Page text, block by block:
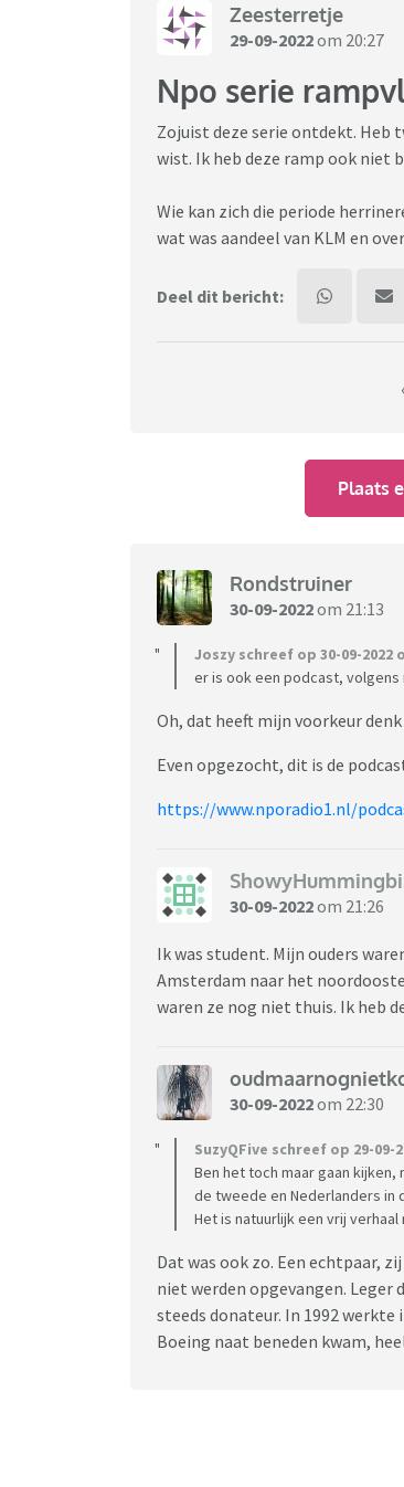
Zeesterretje
29-09-2022om 20:27
Npo serie
Zojuist deze serie ontdekt. Heb
wist. Ik heb deze ramp ook niet
Wie kan zich die periode
wat was aandeel van KLM en
Deel dit bericht:
Plaats
Rondstruiner
30-09-2022om 21:13
Joszy schreef op 30-09-2022
er is ook een podcast, volgens
Oh, dat heeft mijn voorkeur
Even opgezocht, dit is de
https://www.nporadio1.nl/
30-09-2022om 21:26
Ik was student. Mijn ouders
Amsterdam naar het
waren ze nog niet thuis. Ik heb
30-09-2022om 22:30
SuzyQFive schreef op 29-09-
Ben het toch maar gaan
de tweede en Nederlanders in
Het is natuurlijk een vrij
Dat was ook zo. Een echtpaar,
niet werden opgevangen. Leger
steeds donateur. In 1992
Boeing naat beneden kwam,